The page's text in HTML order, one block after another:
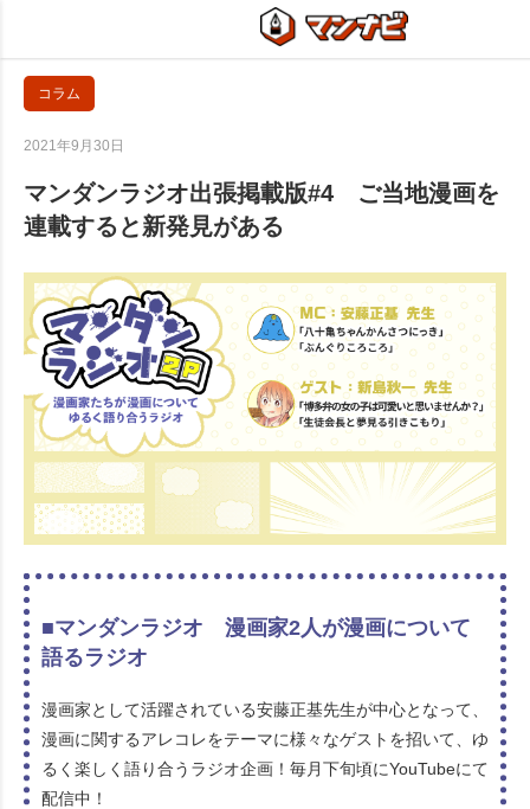
コラム
2021年9月30日
マンダンラジオ出張掲載版#4 ご当地漫画を
連載すると新発見がある
■マンダンラジオ 漫画家2人が漫画について
語るラジオ
漫画家として活躍されている安藤正基先生が中心となって、
漫画に関するアレコレをテーマに様々なゲストを招いて、ゆ
るく楽しく語り合うラジオ企画！毎月下旬頃にYouTubeにて
配信中！